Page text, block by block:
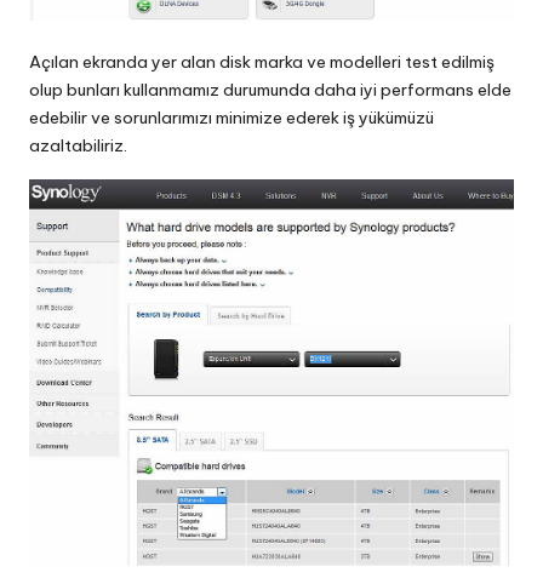
Açılan ekranda yer alan disk marka ve modelleri test edilmiş
olup bunları kullanmamız durumunda daha iyi performans elde
edebilir ve sorunlarımızı minimize ederek iş yükümüzü
azaltabiliriz.